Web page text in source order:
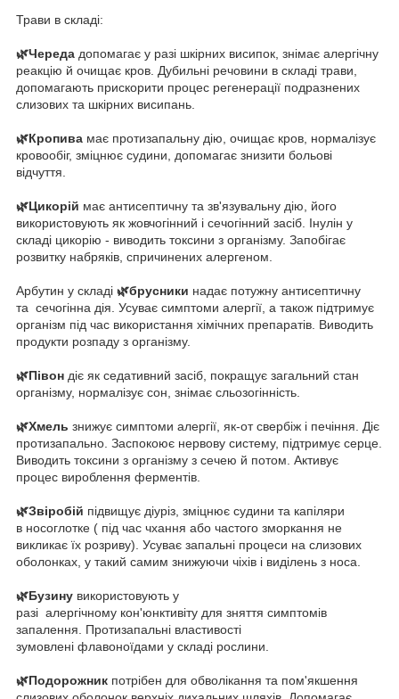
Трави в складі:
🌿Череда допомагає у разі шкірних висипок, знімає алергічну
реакцію й очищає кров. Дубильні речовини в складі трави,
допомагають прискорити процес регенерації подразнених
слизових та шкірних висипань.
🌿Кропива має протизапальну дію, очищає кров, нормалізує
кровообіг, зміцнює судини, допомагає знизити больові
відчуття.
🌿Цикорій має антисептичну та зв'язувальну дію, його
використовують як жовчогінний і сечогінний засіб. Інулін у
складі цикорію - виводить токсини з організму. Запобігає
розвитку набряків, спричинених алергеном.
Арбутин у складі 🌿брусники надає потужну антисептичну
та сечогінна дія. Усуває симптоми алергії, а також підтримує
організм під час використання хімічних препаратів. Виводить
продукти розпаду з організму.
🌿Півон діє як седативний засіб, покращує загальний стан
організму, нормалізує сон, знімає сльозогінність.
🌿Хмель знижує симптоми алергії, як-от свербіж і печіння. Діє
протизапально. Заспокоює нервову систему, підтримує серце.
Виводить токсини з організму з сечею й потом. Активує
процес вироблення ферментів.
🌿Звіробій підвищує діуріз, зміцнює судини та капіляри
в носоглотке ( під час чхання або частого зморкання не
викликає їх розриву). Усуває запальні процеси на слизових
оболонках, у такий самим знижуючи чіхів і виділень з носа.
🌿Бузину використовують у
разі алергічному кон'юнктивіту для зняття симптомів
запалення. Протизапальні властивості
зумовлені флавоноїдами у складі рослини.
🌿Подорожник потрібен для обволікання та пом'якшення